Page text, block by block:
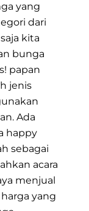
yang
dari
kita
bunga
papan
jenis
Ada
happy
sebagai
acara
menjual
yang